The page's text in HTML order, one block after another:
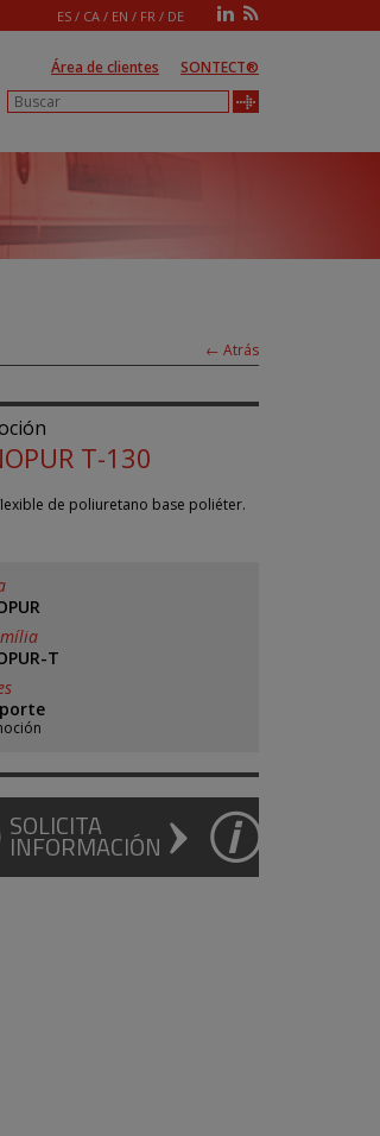
ES / CA / EN / FR / DE
Área de clientes SONTECT®
← Atrás
T-130
de poliuretano base poliéter.
T
SOLICITA
INFORMACIÓN